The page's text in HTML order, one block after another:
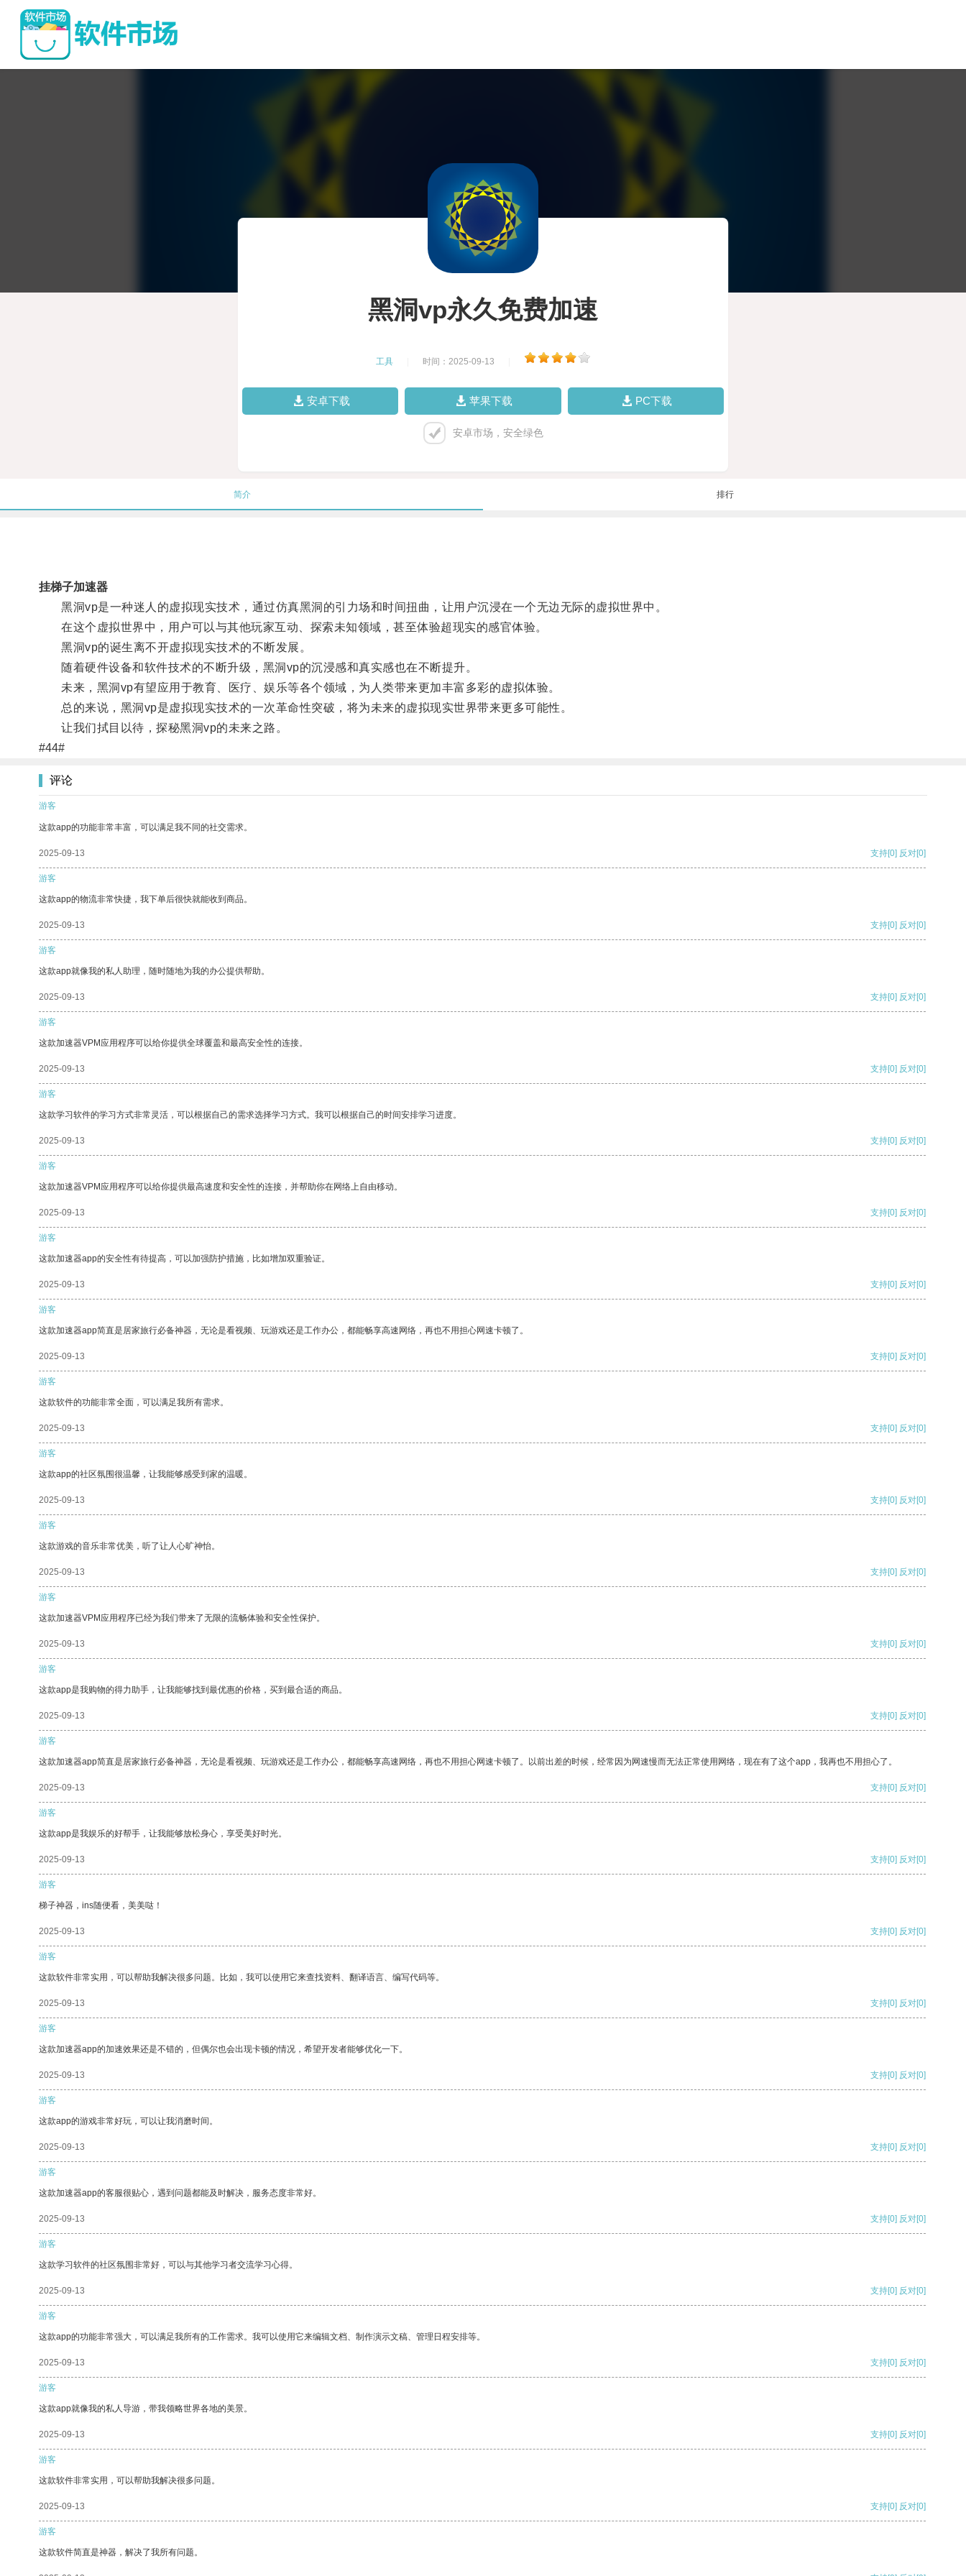
黑洞vp永久免费加速
工具 时间：2025-09-13
安卓下载 苹果下载 PC下载
安卓市场，安全绿色
简介 排行
挂梯子加速器
黑洞vp是一种迷人的虚拟现实技术，通过仿真黑洞的引力场和时间扭曲，让用户沉浸在一个无边无际的虚拟世界中。
在这个虚拟世界中，用户可以与其他玩家互动、探索未知领域，甚至体验超现实的感官体验。
黑洞vp的诞生离不开虚拟现实技术的不断发展。
随着硬件设备和软件技术的不断升级，黑洞vp的沉浸感和真实感也在不断提升。
未来，黑洞vp有望应用于教育、医疗、娱乐等各个领域，为人类带来更加丰富多彩的虚拟体验。
总的来说，黑洞vp是虚拟现实技术的一次革命性突破，将为未来的虚拟现实世界带来更多可能性。
让我们拭目以待，探秘黑洞vp的未来之路。
#44#
评论
游客
这款app的功能非常丰富，可以满足我不同的社交需求。
2025-09-13 支持[0] 反对[0]
游客
这款app的物流非常快捷，我下单后很快就能收到商品。
2025-09-13 支持[0] 反对[0]
游客
这款app就像我的私人助理，随时随地为我的办公提供帮助。
2025-09-13 支持[0] 反对[0]
游客
这款加速器VPM应用程序可以给你提供全球覆盖和最高安全性的连接。
2025-09-13 支持[0] 反对[0]
游客
这款学习软件的学习方式非常灵活，可以根据自己的需求选择学习方式。我可以根据自己的时间安排学习进度。
2025-09-13 支持[0] 反对[0]
游客
这款加速器VPM应用程序可以给你提供最高速度和安全性的连接，并帮助你在网络上自由移动。
2025-09-13 支持[0] 反对[0]
游客
这款加速器app的安全性有待提高，可以加强防护措施，比如增加双重验证。
2025-09-13 支持[0] 反对[0]
游客
这款加速器app简直是居家旅行必备神器，无论是看视频、玩游戏还是工作办公，都能畅享高速网络，再也不用担心网速卡顿了。
2025-09-13 支持[0] 反对[0]
游客
这款软件的功能非常全面，可以满足我所有需求。
2025-09-13 支持[0] 反对[0]
游客
这款app的社区氛围很温馨，让我能够感受到家的温暖。
2025-09-13 支持[0] 反对[0]
游客
这款游戏的音乐非常优美，听了让人心旷神怡。
2025-09-13 支持[0] 反对[0]
游客
这款加速器VPM应用程序已经为我们带来了无限的流畅体验和安全性保护。
2025-09-13 支持[0] 反对[0]
游客
这款app是我购物的得力助手，让我能够找到最优惠的价格，买到最合适的商品。
2025-09-13 支持[0] 反对[0]
游客
这款加速器app简直是居家旅行必备神器，无论是看视频、玩游戏还是工作办公，都能畅享高速网络，再也不用担心网速卡顿了。以前出差的时候，经常因为网速慢而无法正常使用网络，现在有了这个app，我再也不用担心了。
2025-09-13 支持[0] 反对[0]
游客
这款app是我娱乐的好帮手，让我能够放松身心，享受美好时光。
2025-09-13 支持[0] 反对[0]
游客
梯子神器，ins随便看，美美哒！
2025-09-13 支持[0] 反对[0]
游客
这款软件非常实用，可以帮助我解决很多问题。比如，我可以使用它来查找资料、翻译语言、编写代码等。
2025-09-13 支持[0] 反对[0]
游客
这款加速器app的加速效果还是不错的，但偶尔也会出现卡顿的情况，希望开发者能够优化一下。
2025-09-13 支持[0] 反对[0]
游客
这款app的游戏非常好玩，可以让我消磨时间。
2025-09-13 支持[0] 反对[0]
游客
这款加速器app的客服很贴心，遇到问题都能及时解决，服务态度非常好。
2025-09-13 支持[0] 反对[0]
游客
这款学习软件的社区氛围非常好，可以与其他学习者交流学习心得。
2025-09-13 支持[0] 反对[0]
游客
这款app的功能非常强大，可以满足我所有的工作需求。我可以使用它来编辑文档、制作演示文稿、管理日程安排等。
2025-09-13 支持[0] 反对[0]
游客
这款app就像我的私人导游，带我领略世界各地的美景。
2025-09-13 支持[0] 反对[0]
游客
这款软件非常实用，可以帮助我解决很多问题。
2025-09-13 支持[0] 反对[0]
游客
这款软件简直是神器，解决了我所有问题。